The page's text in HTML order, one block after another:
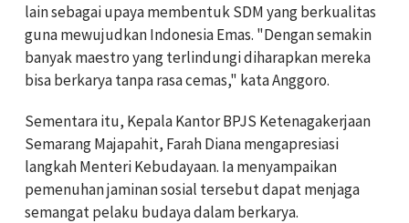
lain sebagai upaya membentuk SDM yang berkualitas
guna mewujudkan Indonesia Emas. "Dengan semakin
banyak maestro yang terlindungi diharapkan mereka
bisa berkarya tanpa rasa cemas," kata Anggoro.
Sementara itu, Kepala Kantor BPJS Ketenagakerjaan
Semarang Majapahit, Farah Diana mengapresiasi
langkah Menteri Kebudayaan. Ia menyampaikan
pemenuhan jaminan sosial tersebut dapat menjaga
semangat pelaku budaya dalam berkarya.